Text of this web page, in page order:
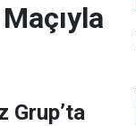
Grup’ta